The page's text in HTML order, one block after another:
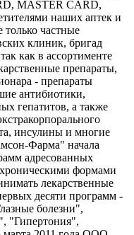
MASTER CARD,
наших аптек и
только частные
клиник, бригад
как в ассортименте
препараты,
- препараты
антибиотики,
гепатитов, а также
инсулины и многие
Фарма" начала
адресованных
формами
лекарственные
десяти программ -
болезни",
"Гипертония",